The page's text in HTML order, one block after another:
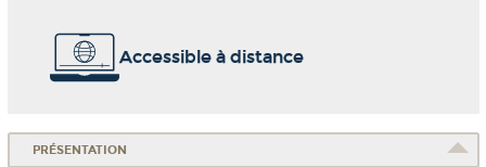
Accessible à distance
PRÉSENTATION